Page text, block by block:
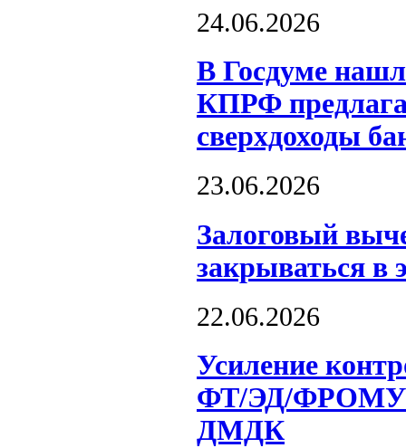
24.06.2026
В Госдуме
КПРФ
сверхдоходы
23.06.2026
Залоговый
закрываться в
22.06.2026
Усиление
ФТ/ЭД/ФРОМУ
ДМДК